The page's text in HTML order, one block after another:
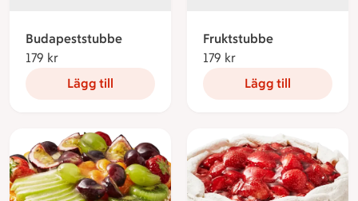
Budapeststubbe
179 kr
Lägg till
Fruktstubbe
179 kr
Lägg till